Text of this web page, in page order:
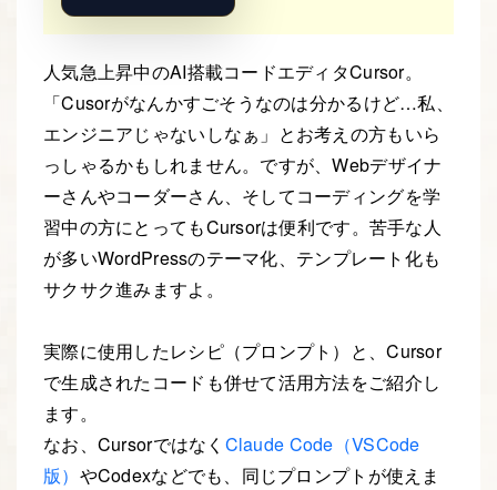
人気急上昇中のAI搭載コードエディタCursor。
「Cusorがなんかすごそうなのは分かるけど…私、
エンジニアじゃないしなぁ」とお考えの方もいら
っしゃるかもしれません。ですが、Webデザイナ
ーさんやコーダーさん、そしてコーディングを学
習中の方にとってもCursorは便利です。苦手な人
が多いWordPressのテーマ化、テンプレート化も
サクサク進みますよ。
実際に使用したレシピ（プロンプト）と、Cursor
で生成されたコードも併せて活用方法をご紹介し
ます。
なお、Cursorではなく Claude Code（VSCode
版） やCodexなどでも、同じプロンプトが使えま